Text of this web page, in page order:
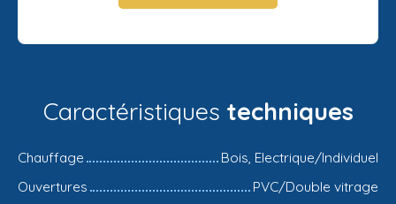
Caractéristiques techniques
Chauffage
Bois, Electrique/Individuel
Ouvertures
PVC/Double vitrage